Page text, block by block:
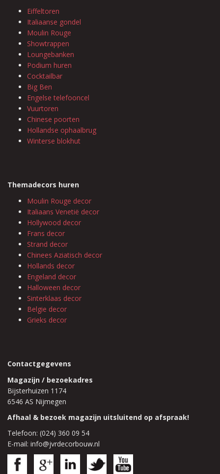
Eiffeltoren
Italiaanse gondel
Moulin Rouge
Showtrappen
Loungebanken
Podium huren
Cocktailbar
Big Ben
Engelse telefooncel
Vuurtoren
Chinese poorten
Hollandse ophaalbrug
Winterse blokhut
Themadecors huren
Moulin Rouge decor
Italiaans Venetië decor
Hollywood decor
Frans decor
Strand decor
Chinees Aziatisch decor
Hollands decor
Engeland decor
Halloween decor
Sinterklaas decor
Belgie decor
Grieks decor
Contactgegevens
Magazijn / bezoekadres
Bijsterhuizen 1174
6546 AS Nijmegen
Afhaal & bezoek magazijn uitsluitend op afspraak!
Telefoon: (024) 360 09 54
E-mail: info@jvrdecorbouw.nl